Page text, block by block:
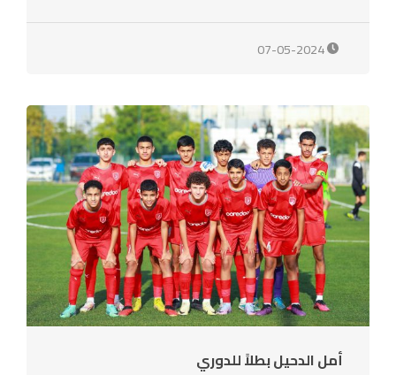
07-05-2024
أمل الدحيل بطلاً للدوري